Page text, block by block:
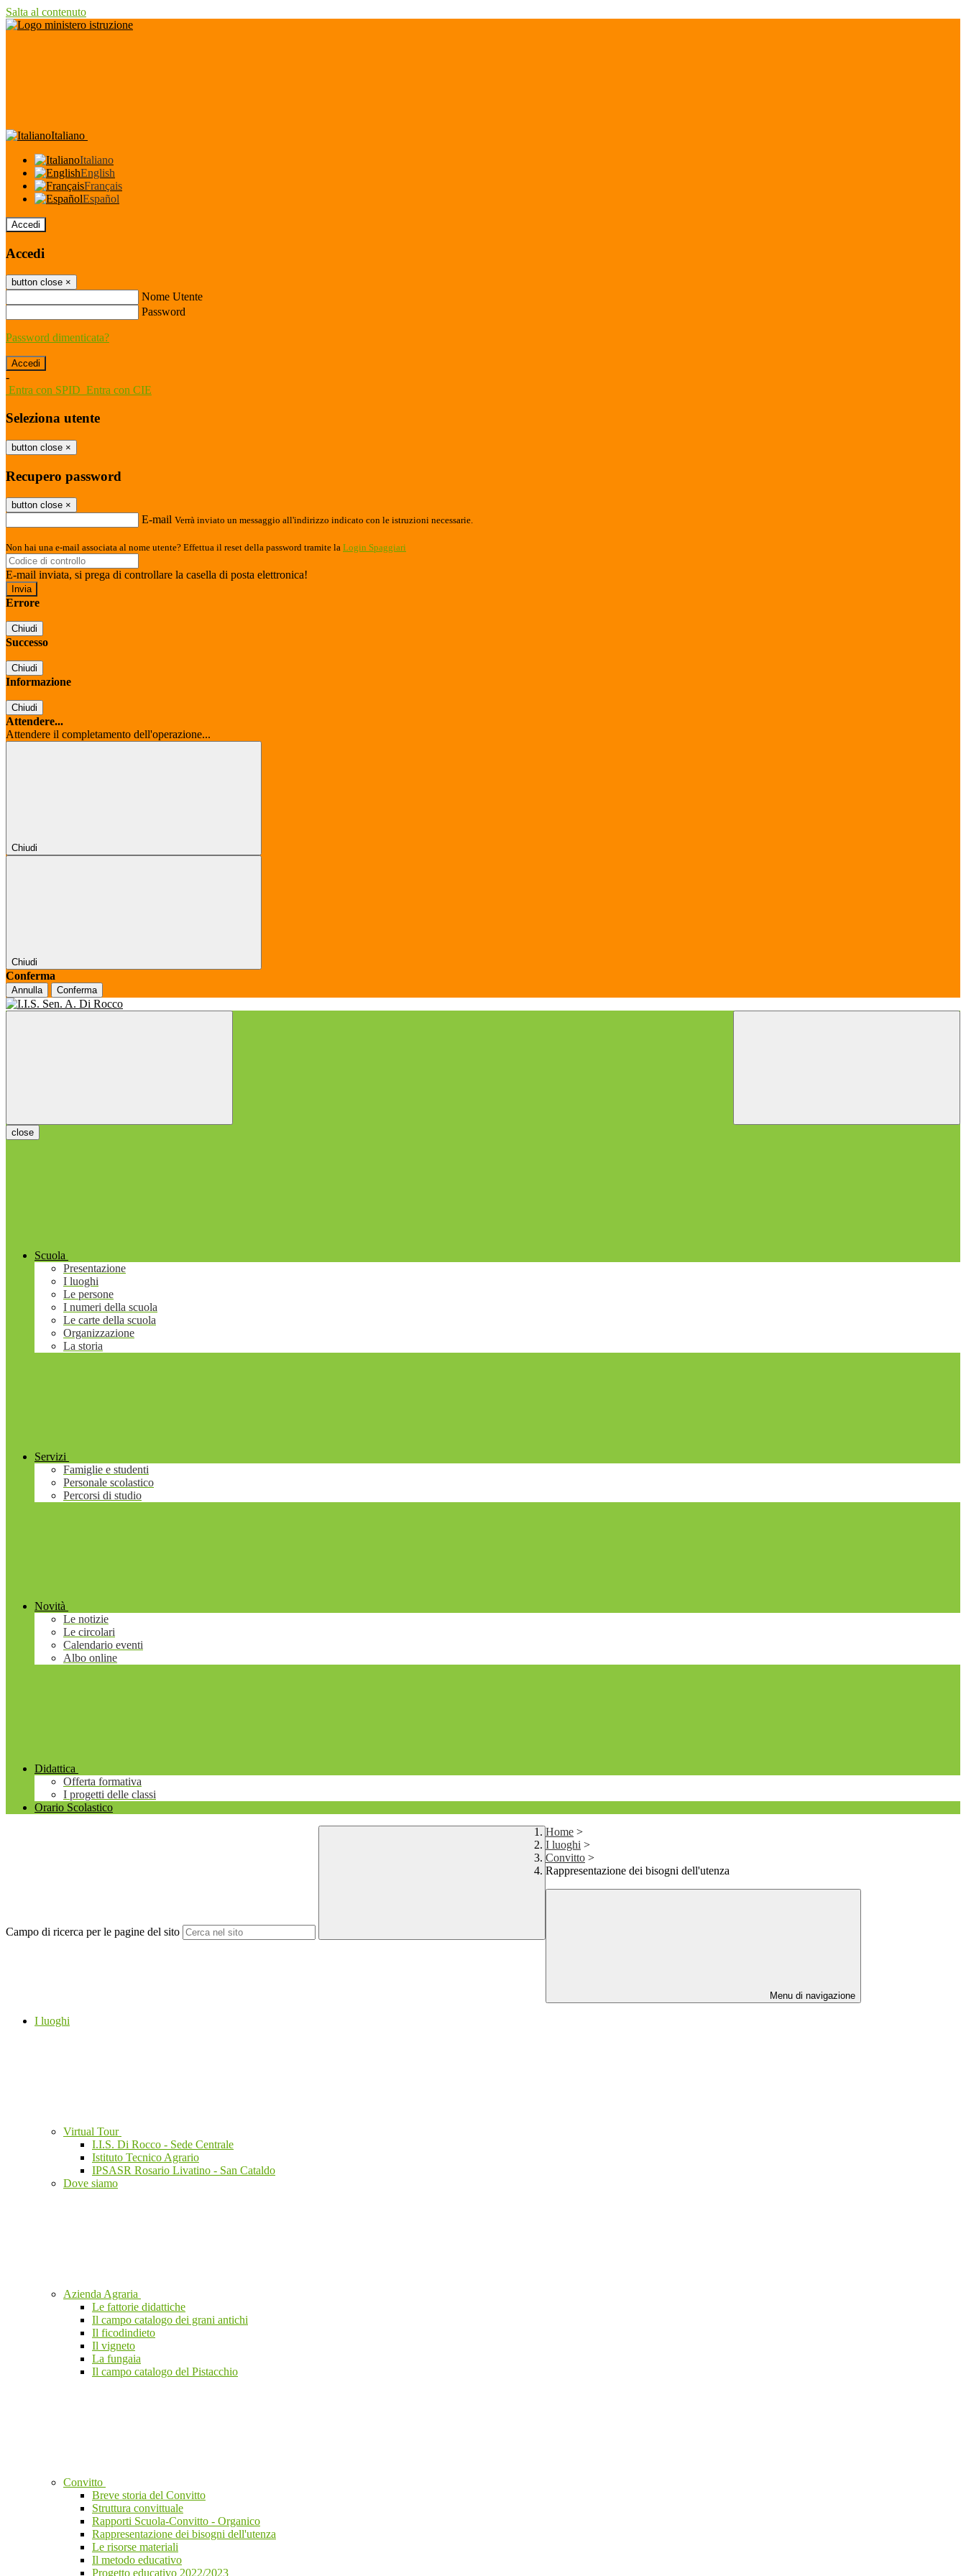
Salta al contenuto
Italiano
Italiano
English
Français
Español
Accedi
Accedi
button close ×
Nome Utente
Password
Password dimenticata?
-
Entra con SPID Entra con CIE
Seleziona utente
button close ×
Recupero password
button close ×
E-mail Verrà inviato un messaggio all'indirizzo indicato con le istruzioni necessarie.
Non hai una e-mail associata al nome utente? Effettua il reset della password tramite la Login Spaggiari
E-mail inviata, si prega di controllare la casella di posta elettronica!
Errore
Chiudi
Successo
Chiudi
Informazione
Chiudi
Attendere...
Attendere il completamento dell'operazione...
Chiudi
Chiudi
Conferma
Annulla Conferma
close
Scuola
Presentazione
I luoghi
Le persone
I numeri della scuola
Le carte della scuola
Organizzazione
La storia
Servizi
Famiglie e studenti
Personale scolastico
Percorsi di studio
Novità
Le notizie
Le circolari
Calendario eventi
Albo online
Didattica
Offerta formativa
I progetti delle classi
Orario Scolastico
Campo di ricerca per le pagine del sito
Home >
I luoghi >
Convitto >
Rappresentazione dei bisogni dell'utenza
Menu di navigazione
I luoghi
Virtual Tour
I.I.S. Di Rocco - Sede Centrale
Istituto Tecnico Agrario
IPSASR Rosario Livatino - San Cataldo
Dove siamo
Azienda Agraria
Le fattorie didattiche
Il campo catalogo dei grani antichi
Il ficodindieto
Il vigneto
La fungaia
Il campo catalogo del Pistacchio
Convitto
Breve storia del Convitto
Struttura convittuale
Rapporti Scuola-Convitto - Organico
Rappresentazione dei bisogni dell'utenza
Le risorse materiali
Il metodo educativo
Progetto educativo 2022/2023